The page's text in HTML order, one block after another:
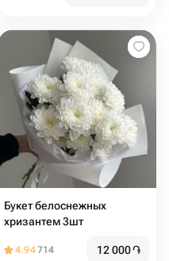
Букет белоснежных
хризантем 3шт
4.94714 12 000֏